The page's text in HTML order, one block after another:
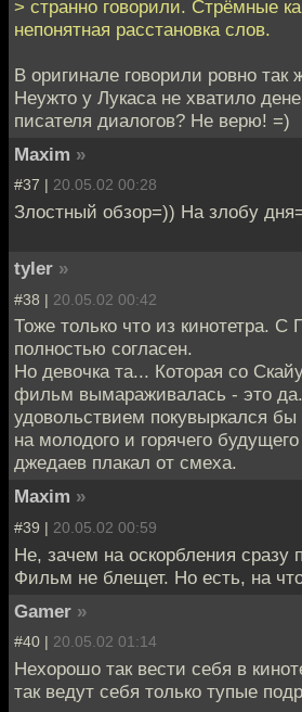
> странно говорили. Стрёмные
непонятная расстановка слов.
В оригинале говорили ровно
Неужто у Лукаса не хватило
писателя диалогов? Не верю! =)
Maxim »
#37 | 20.05.02 00:28
Злостный обзор=)) На злобу
tyler »
#38 | 20.05.02 00:42
Тоже только что из кинотетра. С
полностью согласен.
Но девочка та... Которая со
фильм вымараживалась - это
удовольствием покувыркался
на молодого и горячего
джедаев плакал от смеха.
Maxim »
#39 | 20.05.02 00:59
Не, зачем на оскорбления сразу
Фильм не блещет. Но есть, на
Gamer »
#40 | 20.05.02 01:14
Нехорошо так вести себя в
так ведут себя только тупые